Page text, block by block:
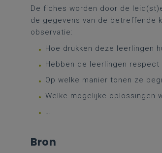
De fiches worden door de
de gegevens van de betreffende
observatie:
Hoe drukken deze leerlingen
Hebben de leerlingen
Op welke manier tonen ze
Welke mogelijke oplossingen
…
Bron